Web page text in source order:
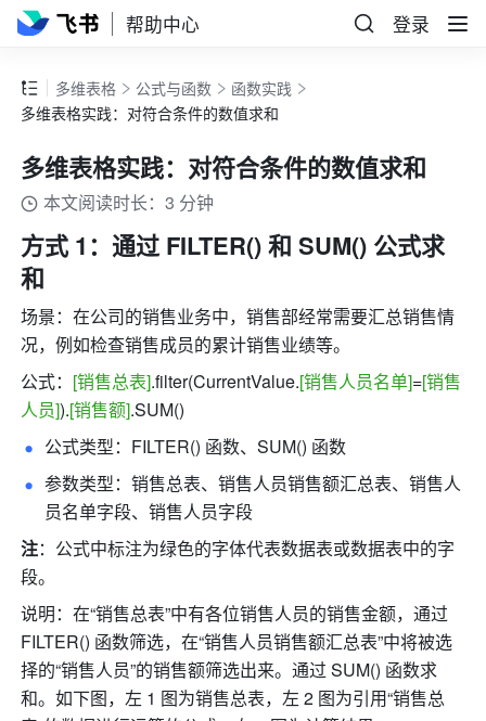
帮助中心 登录
多维表格 公式与函数
函数实践
多维表格实践：对符合条件的数值求和
多维表格实践：对符合条件的数值求和
本文阅读时长：3 分钟
方式 1：通过 FILTER() 和 SUM() 公式求
和
场景：在公司的销售业务中，销售部经常需要汇总销售情
况，例如检查销售成员的累计销售业绩等。
公式： [销售总表].filter(CurrentValue.[销售人员名单]=[销售
人员]).[销售额].SUM()
公式类型：FILTER() 函数、SUM() 函数
参数类型：销售总表、销售人员销售额汇总表、销售人
员名单字段、销售人员字段
注：公式中标注为绿色的字体代表数据表或数据表中的字
段。
说明：在“销售总表”中有各位销售人员的销售金额，通过
FILTER() 函数筛选，在“销售人员销售额汇总表”中将被选
择的“销售人员”的销售额筛选出来。通过 SUM() 函数求
和。如下图，左 1 图为销售总表，左 2 图为引用“销售总